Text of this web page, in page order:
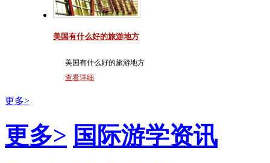
美国有什么好的旅游地方
美国有什么好的旅游地方
查看详细
更多>
更多> 国际游学资讯